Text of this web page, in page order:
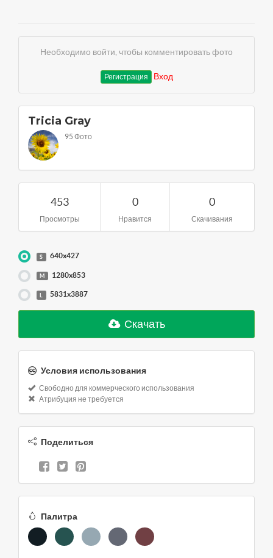
Необходимо войти, чтобы комментировать фото
Регистрация Вход
Tricia Gray
95 Фото
453
Просмотры
0
Нравится
0
Скачивания
S 640x427
M 1280x853
L 5831x3887
Скачать
Условия использования
Свободно для коммерческого использования
Атрибуция не требуется
Поделиться
Палитра